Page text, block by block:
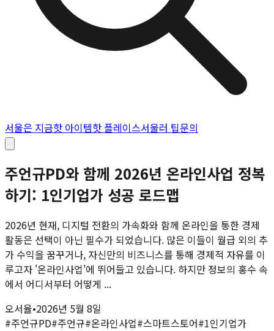
서울은 지금핫 아이템핫 플레이스서울러 팁문의
주언규PD와 함께 2026년 온라인사업 정복
하기: 1인기업가 성공 로드맵
2026년 현재, 디지털 전환의 가속화와 함께 온라인을 통한 경제
활동은 선택이 아닌 필수가 되었습니다. 많은 이들이 월급 외의 추
가 수익을 꿈꾸거나, 자신만의 비즈니스를 통해 경제적 자유를 이
루고자 '온라인사업'에 뛰어들고 있습니다. 하지만 정보의 홍수 속
에서 어디서부터 어떻게 ...
오서율•2026년 5월 8일
#주언규PD#주언규#온라인사업#스마트스토어#1인기업가